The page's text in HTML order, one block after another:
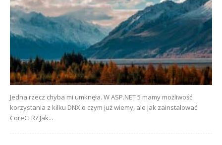
Jedna rzecz chyba mi umknęła. W ASP.NET 5 mamy możliwość
korzystania z kilku DNX o czym już wiemy, ale jak zainstalować
CoreCLR? Jak...